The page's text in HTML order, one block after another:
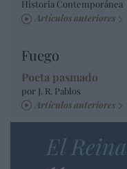
Historia Contemporánea
Artículos anteriores
Fuego
Poeta pasmado
por J. R. Pablos
Artículos anteriores
El